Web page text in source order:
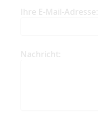
Ihre E-Mail-Adresse:
Nachricht: